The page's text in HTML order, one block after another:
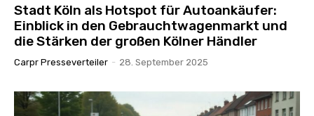
Stadt Köln als Hotspot für Autoankäufer:
Einblick in den Gebrauchtwagenmarkt und
die Stärken der großen Kölner Händler
Carpr Presseverteiler - 28. September 2025